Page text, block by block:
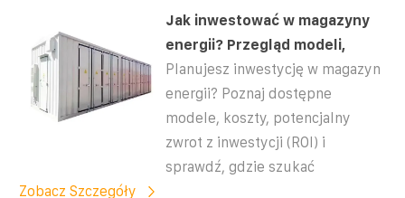
Jak inwestować w magazyny
energii? Przegląd modeli,
Planujesz inwestycję w magazyn
energii? Poznaj dostępne
modele, koszty, potencjalny
zwrot z inwestycji (ROI) i
sprawdź, gdzie szukać
Zobacz Szczegóły